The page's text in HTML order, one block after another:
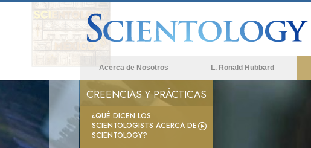
Acerca de Nosotros L. Ronald Hubbard
CREENCIAS Y PRÁCTICAS
¿QUÉ DICEN LOS
SCIENTOLOGISTS ACERCA DE
SCIENTOLOGY?